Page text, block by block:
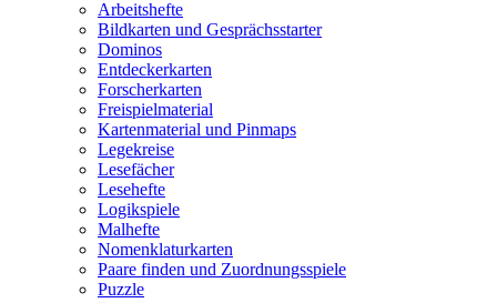
Arbeitshefte
Bildkarten und Gesprächsstarter
Dominos
Entdeckerkarten
Forscherkarten
Freispielmaterial
Kartenmaterial und Pinmaps
Legekreise
Lesefächer
Lesehefte
Logikspiele
Malhefte
Nomenklaturkarten
Paare finden und Zuordnungsspiele
Puzzle